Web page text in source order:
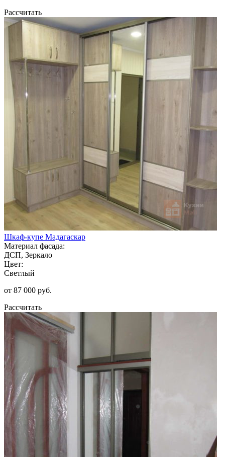
Рассчитать
Шкаф-купе Мадагаскар
Материал фасада:
ДСП, Зеркало
Цвет:
Светлый
от 87 000 руб.
Рассчитать